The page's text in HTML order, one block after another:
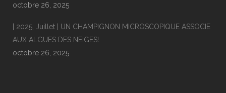
octobre 26, 2025
| 2025, Juillet | UN CHAMPIGNON MICROSCOPIQUE ASSOCIE
AUX ALGUES DES NEIGES!
octobre 26, 2025